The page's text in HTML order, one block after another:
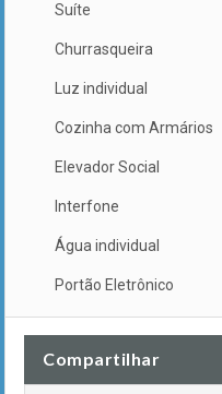
Suíte
Churrasqueira
Luz individual
Cozinha com Armários
Elevador Social
Interfone
Água individual
Portão Eletrônico
Compartilhar